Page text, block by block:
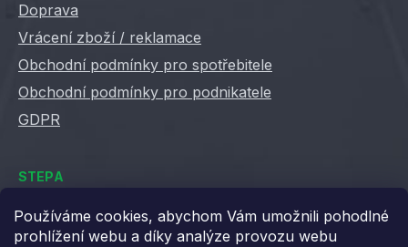
Používáme cookies, abychom Vám umožnili pohodlné
prohlížení webu a díky analýze provozu webu
Doprava
Vrácení zboží / reklamace
Obchodní podmínky pro spotřebitele
Obchodní podmínky pro podnikatele
GDPR
STEPA
Kontakty
Kariéra ve Stepě